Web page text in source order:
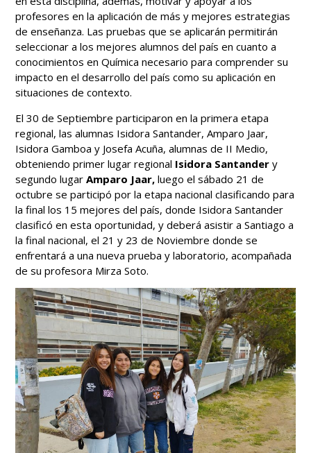
profesores en la aplicación de más y mejores estrategias
de enseñanza. Las pruebas que se aplicarán permitirán
seleccionar a los mejores alumnos del país en cuanto a
conocimientos en Química necesario para comprender su
impacto en el desarrollo del país como su aplicación en
situaciones de contexto.
El 30 de Septiembre participaron en la primera etapa
regional, las alumnas Isidora Santander, Amparo Jaar,
Isidora Gamboa y Josefa Acuña, alumnas de II Medio,
obteniendo primer lugar regional Isidora Santander y
segundo lugarAmparo Jaar, luego el sábado 21 de
octubre se participó por la etapa nacional clasificando para
la final los 15 mejores del país, donde Isidora Santander
clasificó en esta oportunidad, y deberá asistir a Santiago a
la final nacional, el 21 y 23 de Noviembre donde se
enfrentará a una nueva prueba y laboratorio, acompañada
de su profesora Mirza Soto.